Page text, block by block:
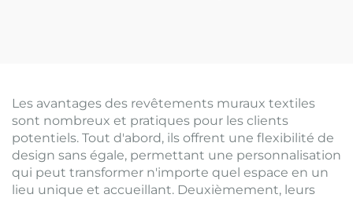
Les avantages des revêtements muraux textiles
sont nombreux et pratiques pour les clients
potentiels. Tout d'abord, ils offrent une flexibilité de
design sans égale, permettant une personnalisation
qui peut transformer n'importe quel espace en un
lieu unique et accueillant. Deuxièmement, leurs